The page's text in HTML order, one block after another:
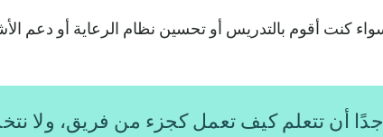
كنت أقوم بالتدريس أو تحسين نظام الرعاية أو دعم
أن تتعلم كيف تعمل كجزء من فريق، ولا